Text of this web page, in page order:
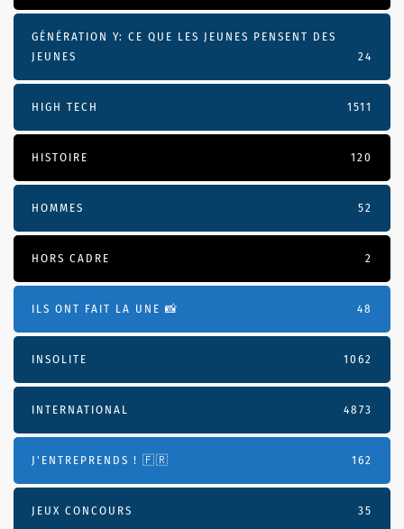
GÉNÉRATION Y: CE QUE LES JEUNES PENSENT DES
JEUNES
24
HIGH TECH 1511
HISTOIRE 120
HOMMES 52
HORS CADRE 2
ILS ONT FAIT LA UNE 📸 48
INSOLITE 1062
INTERNATIONAL 4873
J'ENTREPRENDS ! 🇫🇷 162
JEUX CONCOURS 35